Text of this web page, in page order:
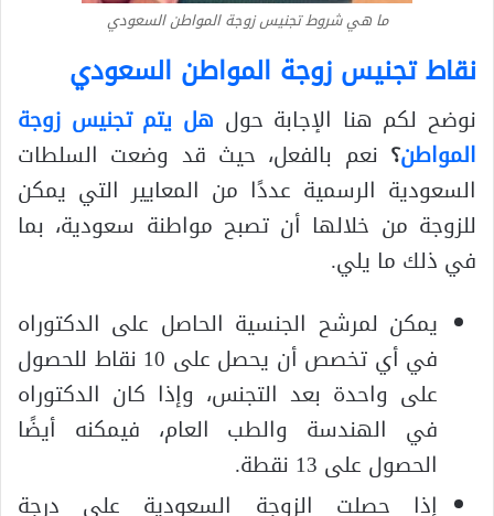
ما هي شروط تجنيس زوجة المواطن السعودي
نقاط تجنيس زوجة المواطن السعودي
نوضح لكم هنا الإجابة حول هل يتم تجنيس زوجة
المواطن؟ نعم بالفعل، حيث قد وضعت السلطات
السعودية الرسمية عددًا من المعايير التي يمكن
للزوجة من خلالها أن تصبح مواطنة سعودية، بما
في ذلك ما يلي.
يمكن لمرشح الجنسية الحاصل على الدكتوراه
في أي تخصص أن يحصل على 10 نقاط للحصول
على واحدة بعد التجنس، وإذا كان الدكتوراه
في الهندسة والطب العام، فيمكنه أيضًا
الحصول على 13 نقطة.
إذا حصلت الزوجة السعودية على درجة